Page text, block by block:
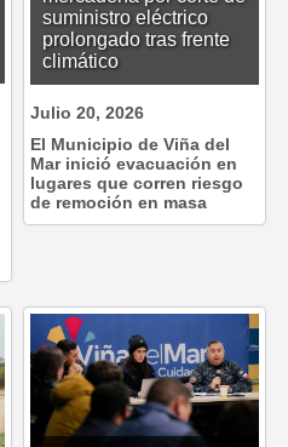
suministro eléctrico
prolongado tras frente
climático
Julio 20, 2026
El Municipio de Viña del
Mar inició evacuación en
lugares que corren riesgo
de remoción en masa